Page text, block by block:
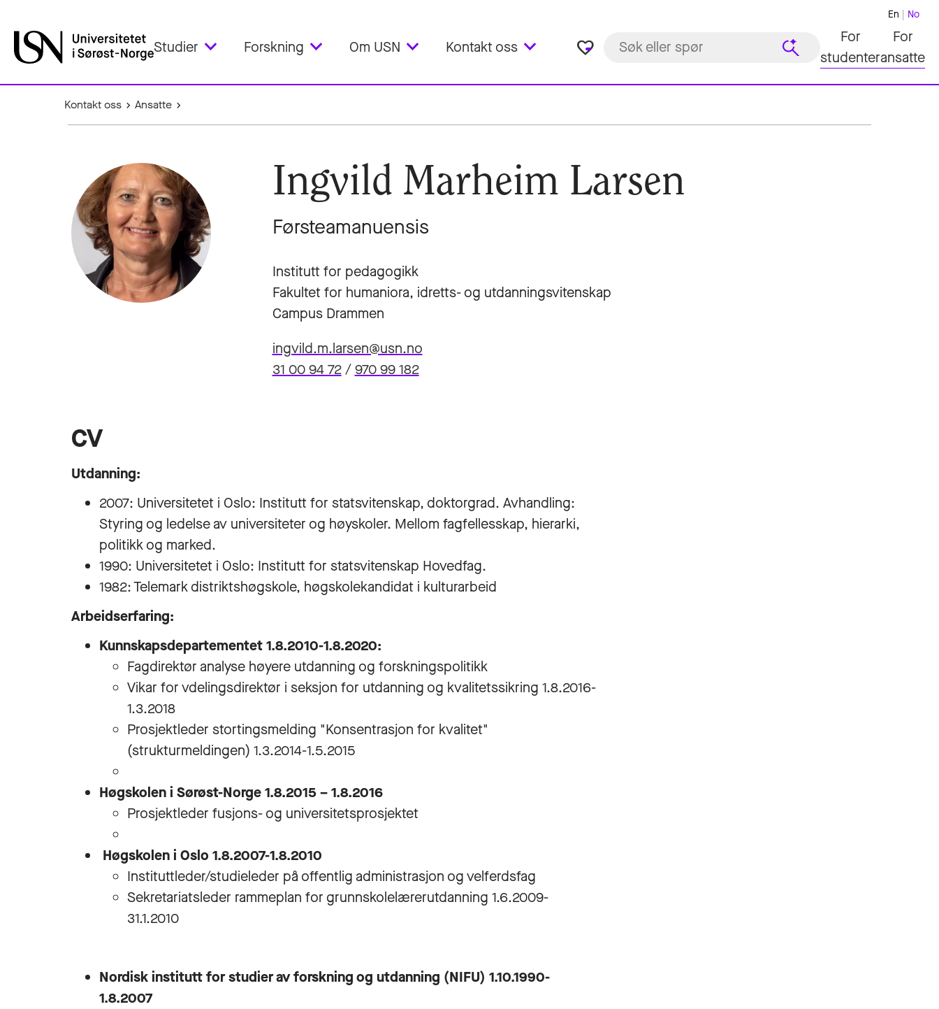
Studier Forskning Om USN Kontakt oss favorite_border
En No
For
studenter
For
ansatte
Kontakt oss Ansatte
Ingvild Marheim Larsen
Førsteamanuensis
Institutt for pedagogikk
Fakultet for humaniora, idretts- og utdanningsvitenskap
Campus Drammen
ingvild.m.larsen@usn.no
31 00 94 72/970 99 182
CV
Utdanning:
2007: Universitetet i Oslo: Institutt for statsvitenskap, doktorgrad. Avhandling:
Styring og ledelse av universiteter og høyskoler. Mellom fagfellesskap, hierarki,
politikk og marked.
1990: Universitetet i Oslo: Institutt for statsvitenskap Hovedfag.
1982: Telemark distriktshøgskole, høgskolekandidat i kulturarbeid
Arbeidserfaring:
Kunnskapsdepartementet 1.8.2010-1.8.2020:
Fagdirektør analyse høyere utdanning og forskningspolitikk
Vikar for vdelingsdirektør i seksjon for utdanning og kvalitetssikring 1.8.2016-
1.3.2018
Prosjektleder stortingsmelding "Konsentrasjon for kvalitet"
(strukturmeldingen) 1.3.2014-1.5.2015
Høgskolen i Sørøst-Norge 1.8.2015 – 1.8.2016
Prosjektleder fusjons- og universitetsprosjektet
Høgskolen i Oslo 1.8.2007-1.8.2010
Instituttleder/studieleder på offentlig administrasjon og velferdsfag
Sekretariatsleder rammeplan for grunnskolelærerutdanning 1.6.2009-
31.1.2010
Nordisk institutt for studier av forskning og utdanning (NIFU) 1.10.1990-
1.8.2007